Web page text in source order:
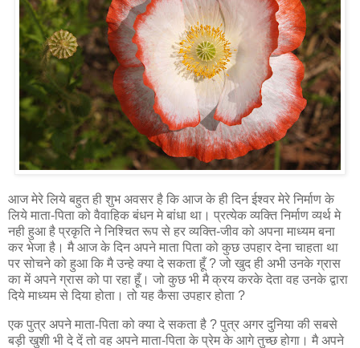
आज मेरे लिये बहुत ही शुभ अवसर है कि आज के ही दिन ईश्‍वर मेरे निर्माण के
लिये माता-पिता को वैवाहिक बंधन मे बांधा था। प्रत्‍येक व्‍यक्ति निर्माण व्यर्थ मे
नही हुआ है प्रकृति ने निश्चित रूप से हर व्यक्ति-जीव को अपना माध्‍यम बना
कर भेजा है। मै आज के दिन अपने माता पिता को कुछ उपहार देना चाहता था
पर सोचने को हुआ कि मै उन्‍हे क्‍या दे सकता हूँ ? जो खुद ही अभी उनके ग्रास
का में अपने ग्रास को पा रहा हूँ। जो कुछ भी मै क्रय करके देता वह उनके द्वारा
दिये माध्यम से दिया होता। तो यह कैसा उपहार होता ?
एक पुत्र अपने माता-पिता को क्या दे सकता है ? पुत्र अगर दुनिया की सबसे
बड़ी खुशी भी दे दें तो वह अपने माता-पिता के प्रेम के आगे तुच्‍छ होगा। मै अपने